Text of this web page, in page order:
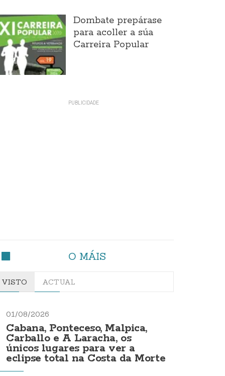
Dombate prepárase
para acoller a súa
Carreira Popular
O MÁIS
VISTO ACTUAL
01/08/2026
Cabana, Ponteceso, Malpica,
Carballo e A Laracha, os
únicos lugares para ver a
eclipse total na Costa da Morte